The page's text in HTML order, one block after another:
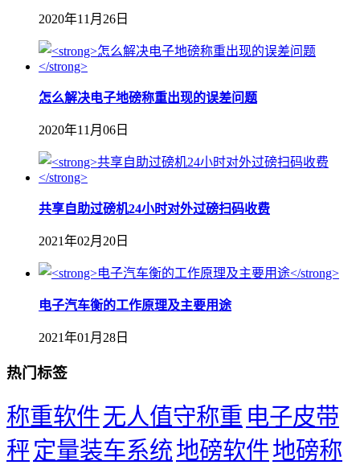
2020年11月26日
怎么解决电子地磅称重出现的误差问题
2020年11月06日
共享自助过磅机24小时对外过磅扫码收费
2021年02月20日
​电子汽车衡的工作原理及主要用途
2021年01月28日
热门标签
称重软件无人值守称重 电子皮带
秤定量装车系统地磅软件地磅称